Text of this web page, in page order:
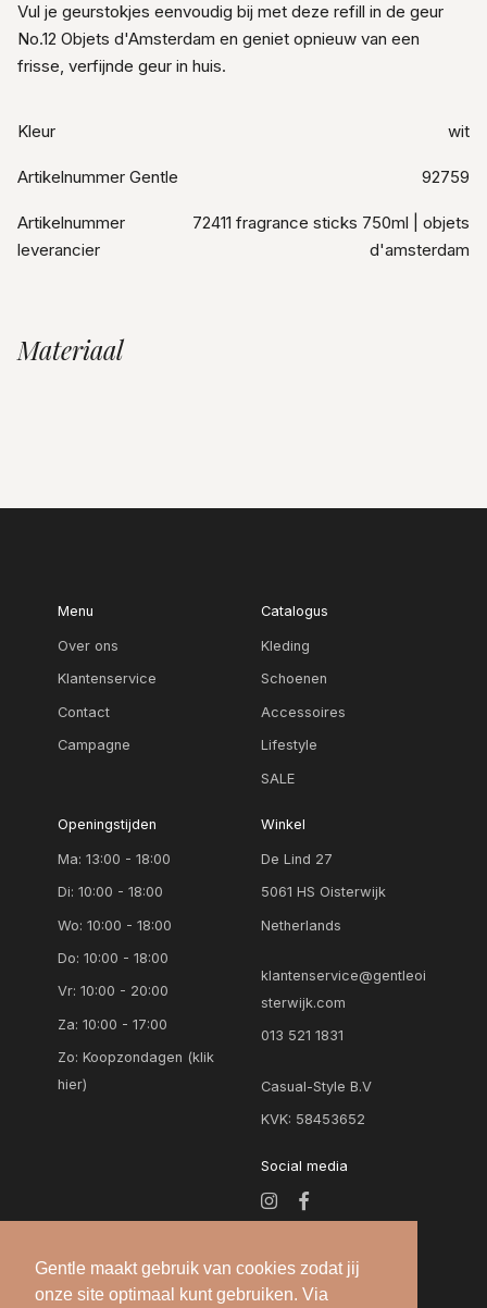
Gentle maakt gebruik van cookies zodat jij
onze site optimaal kunt gebruiken. Via
Vul je geurstokjes eenvoudig bij met deze refill in de geur
No.12 Objets d'Amsterdam en geniet opnieuw van een
frisse, verfijnde geur in huis.
Kleur wit
Artikelnummer Gentle 92759
Artikelnummer
leverancier
72411 fragrance sticks 750ml | objets
d'amsterdam
Materiaal
Menu
Over ons
Klantenservice
Contact
Campagne
Catalogus
Kleding
Schoenen
Accessoires
Lifestyle
SALE
Openingstijden
Ma: 13:00 - 18:00
Di: 10:00 - 18:00
Wo: 10:00 - 18:00
Do: 10:00 - 18:00
Vr: 10:00 - 20:00
Za: 10:00 - 17:00
Zo:Koopzondagen (klik
hier)
Winkel
De Lind 27
5061 HS Oisterwijk
Netherlands
klantenservice@gentleoi
sterwijk.com
013 521 1831
Casual-Style B.V
KVK: 58453652
Social media